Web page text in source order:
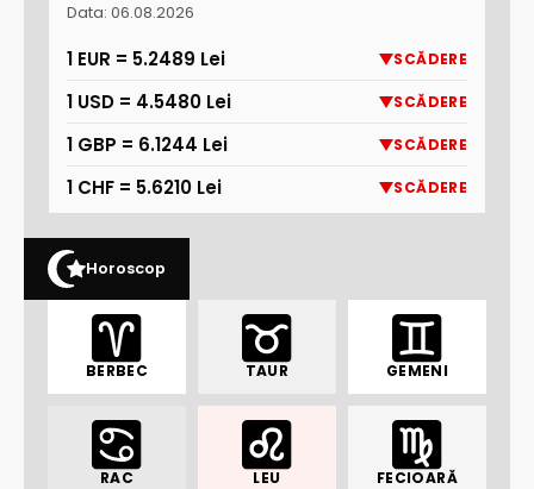
Data: 06.08.2026
1 EUR = 5.2489 Lei SCĂDERE
1 USD = 4.5480 Lei SCĂDERE
1 GBP = 6.1244 Lei SCĂDERE
1 CHF = 5.6210 Lei SCĂDERE
Horoscop
BERBEC TAUR GEMENI
RAC LEU FECIOARĂ